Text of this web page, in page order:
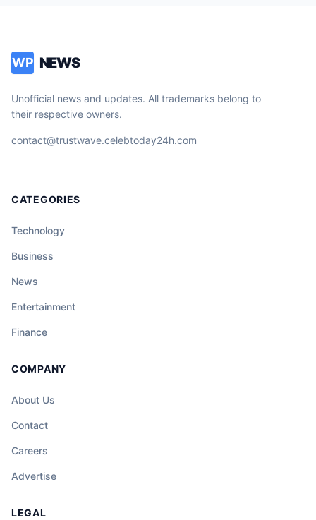
WP NEWS
Unofficial news and updates. All trademarks belong to
their respective owners.
contact@trustwave.celebtoday24h.com
CATEGORIES
Technology
Business
News
Entertainment
Finance
COMPANY
About Us
Contact
Careers
Advertise
LEGAL